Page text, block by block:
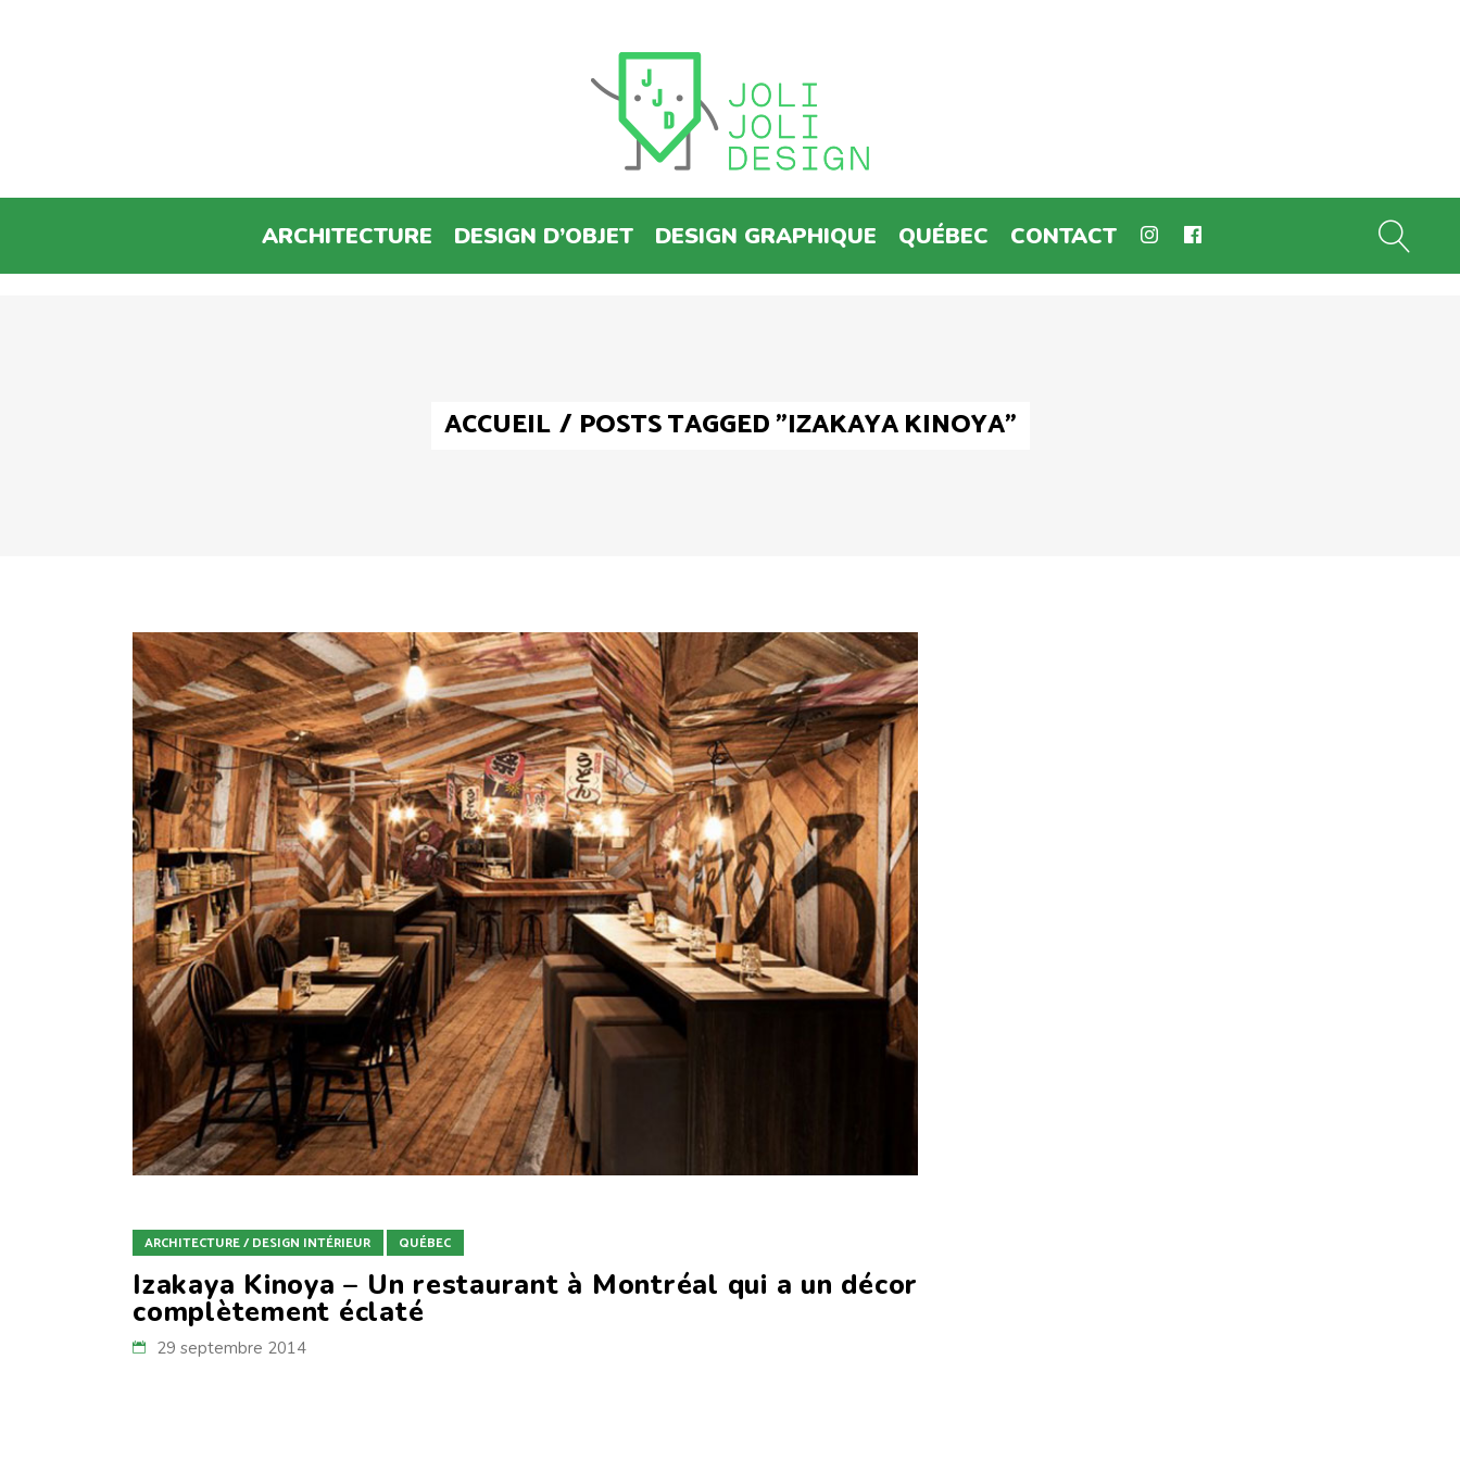
ARCHITECTURE DESIGN D’OBJET DESIGN GRAPHIQUE QUÉBEC CONTACT
ACCUEIL / POSTS TAGGED "IZAKAYA KINOYA"
ARCHITECTURE / DESIGN INTÉRIEUR QUÉBEC
Izakaya Kinoya – Un restaurant à Montréal qui a un décor
complètement éclaté
29 septembre 2014